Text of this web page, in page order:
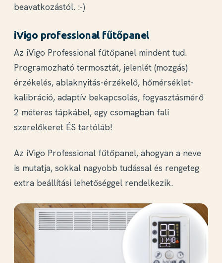
beavatkozástól. :-)
iVigo professional fűtőpanel
Az iVigo Professional fűtőpanel mindent tud.
Programozható termosztát, jelenlét (mozgás)
érzékelés, ablaknyitás-érzékelő, hőmérséklet-
kalibráció, adaptív bekapcsolás, fogyasztásmérő
2 méteres tápkábel, egy csomagban fali
szerelőkeret ÉS tartóláb!
Az iVigo Professional fűtőpanel, ahogyan a neve
is mutatja, sokkal nagyobb tudással és rengeteg
extra beállítási lehetőséggel rendelkezik.